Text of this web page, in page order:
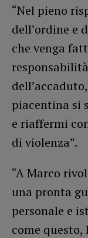
“Nel pieno
dell’ordine e
che venga
piacentina si
e riaffermi
di violenza”.
“A Marco
una pronta
personale e
come questo,